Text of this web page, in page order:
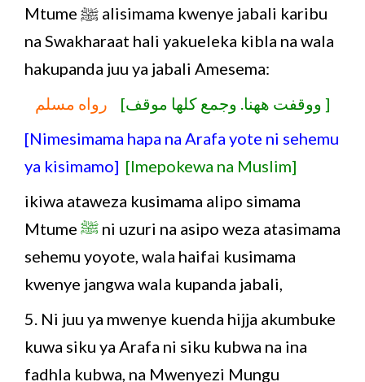
Mtume ﷺ alisimama kwenye jabali karibu
na Swakharaat hali yakueleka kibla na wala
hakupanda juu ya jabali Amesema:
[ ووقفت ههنا. وجمع كلها موقف]
رواه مسلم
[Nimesimama hapa na Arafa yote ni sehemu
ya kisimamo] [Imepokewa na Muslim]
ikiwa ataweza kusimama alipo simama
Mtume ﷺ ni uzuri na asipo weza atasimama
sehemu yoyote, wala haifai kusimama
kwenye jangwa wala kupanda jabali,
5. Ni juu ya mwenye kuenda hijja akumbuke
kuwa siku ya Arafa ni siku kubwa na ina
fadhla kubwa, na Mwenyezi Mungu